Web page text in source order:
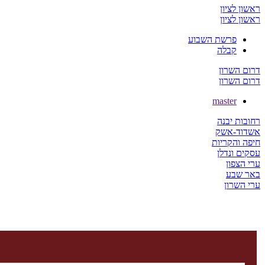
ראשון לציון
ראשון לציון
פרשת השבוע
קבלה
דרום השרון
דרום השרון
master
רחובות יבנה
אשדוד-אשק
חיפה והקריות
עסקים ונדלן
ערי הצפון
באר שבע
ערי השרון